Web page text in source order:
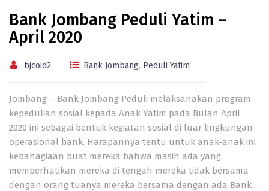
Bank Jombang Peduli Yatim –
April 2020
bjcoid2 Bank Jombang, Peduli Yatim
Jombang – Bank Jombang Peduli melaksanakan program
kepedulian sosial kepada Anak Yatim pada Bulan April
2020 ini sebagai bentuk kegiatan sosial di luar lingkungan
operasional bank. Harapannya tentu untuk anak-anak ini
kebahagiaan buat mereka bahwa masih ada yang
memperhatikan mereka di tengah mereka tidak bersama
dengan orang tuanya mereka bersama dengan ada Bank